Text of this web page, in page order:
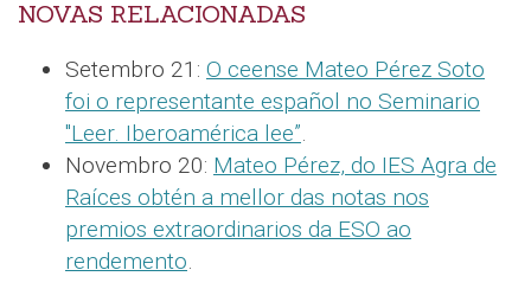
NOVAS RELACIONADAS
Setembro 21: O ceense Mateo Pérez Soto
foi o representante español no Seminario
"Leer. Iberoamérica lee”.
Novembro 20: Mateo Pérez, do IES Agra de
Raíces obtén a mellor das notas nos
premios extraordinarios da ESO ao
rendemento.